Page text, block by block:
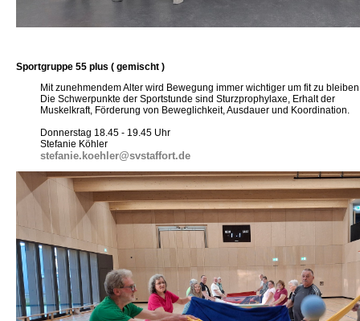
Sportgruppe 55 plus ( gemischt )
Mit zunehmendem Alter wird Bewegung immer wichtiger um fit zu
Die Schwerpunkte der Sportstunde sind Sturzprophylaxe, Erhalt der
Muskelkraft, Förderung von Beweglichkeit, Ausdauer und Koordination.
Donnerstag 18.45 - 19.45 Uhr
Stefanie Köhler
stefanie.koehler@svstaffort.de